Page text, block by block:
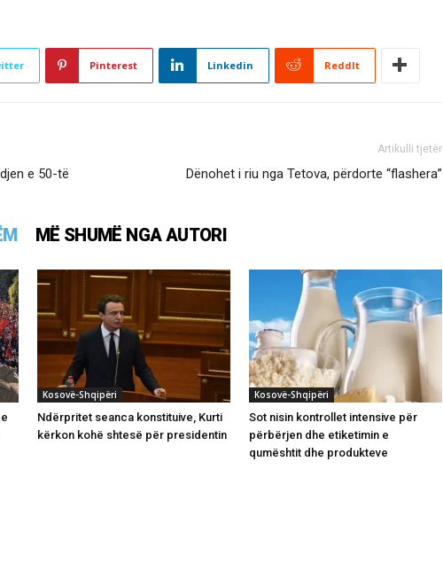
Pinterest Linkedin ReddIt
e 50-të
Artikulli tjetër
Dënohet i riu nga Tetova, përdorte “flashera”
MË SHUMË NGA AUTORI
Kosovë-Shqipëri
Ndërpritet seanca konstituive, Kurti
kërkon kohë shtesë për presidentin
Kosovë-Shqipëri
Sot nisin kontrollet intensive për
përbërjen dhe etiketimin e
qumështit dhe produkteve